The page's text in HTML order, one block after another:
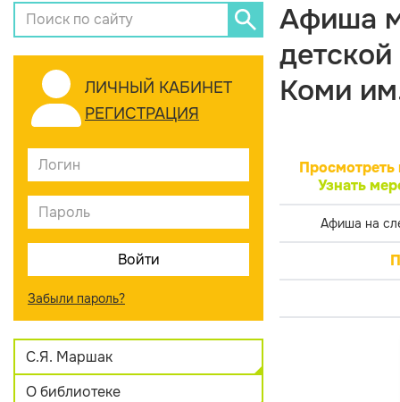
ЛИЧНЫЙ КАБИНЕТ
РЕГИСТРАЦИЯ
Забыли пароль?
С.Я. Маршак
О библиотеке
Афиша
Коми
Просмотреть
Узнать
Афиша на